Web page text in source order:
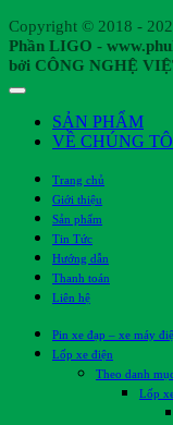
Copyright © 2018 -
Phần LIGO -
bởi CÔNG NGHỆ
SẢN PHẨM
VỀ CHÚNG
Trang chủ
Giới thiệu
Sản phẩm
Tin Tức
Hướng dẫn
Thanh toán
Liên hệ
Pin xe đạp – xe máy
Lốp xe điện
Theo danh
Lốp